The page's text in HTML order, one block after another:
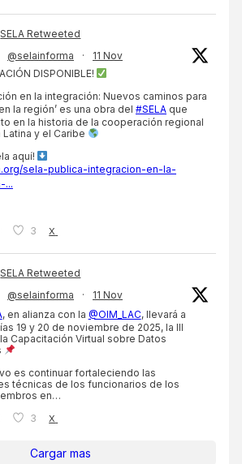
SELA Retweeted
@selainforma ·
11 Nov
DISPONIBLE!
en la integración: Nuevos caminos para
la región’ es una obra del #SELA que
en la historia de la cooperación regional
Latina y el Caribe
aquí!
sela-publica-integracion-en-la-
...
3 X
SELA Retweeted
@selainforma ·
11 Nov
, en alianza con la @OIM_LAC, llevará a
19 y 20 de noviembre de 2025, la III
Capacitación Virtual sobre Datos
es continuar fortaleciendo las
técnicas de los funcionarios de los
en…
3 X
Cargar mas